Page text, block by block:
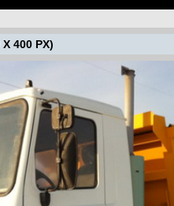
400 PX)